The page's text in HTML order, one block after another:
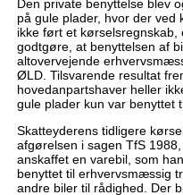
Den private benyttelse blev
på gule plader, hvor der
ikke ført et
godtgøre, at benyttelsen af
altovervejende
ØLD. Tilsvarende resultat
hovedanpartshaver heller
gule plader kun var benyttet
Skatteyderens tidligere
afgørelsen i sagen TfS
anskaffet en varebil, som
benyttet til erhvervsmæssig
andre biler til rådighed. Der